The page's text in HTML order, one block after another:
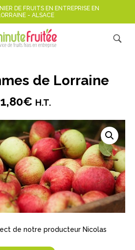
DE FRUITS EN ENTREPRISE EN
- ALSACE
de Lorraine
1,80€ H.T.
de notre producteur Nicolas